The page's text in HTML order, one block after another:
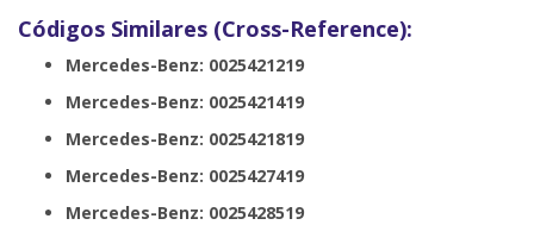
Códigos Similares (Cross-Reference):
Mercedes-Benz: 0025421219
Mercedes-Benz: 0025421419
Mercedes-Benz: 0025421819
Mercedes-Benz: 0025427419
Mercedes-Benz: 0025428519